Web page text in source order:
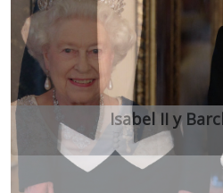
Previous